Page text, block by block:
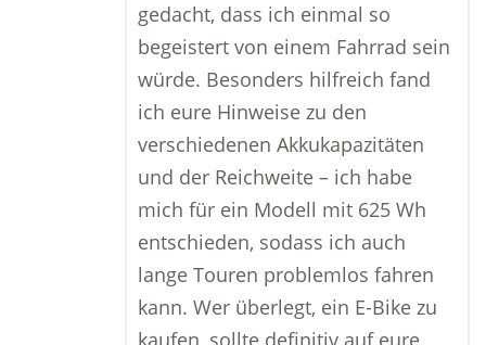
gedacht, dass ich einmal so
begeistert von einem Fahrrad sein
würde. Besonders hilfreich fand
ich eure Hinweise zu den
verschiedenen Akkukapazitäten
und der Reichweite – ich habe
mich für ein Modell mit 625 Wh
entschieden, sodass ich auch
lange Touren problemlos fahren
kann. Wer überlegt, ein E-Bike zu
kaufen, sollte definitiv auf eure